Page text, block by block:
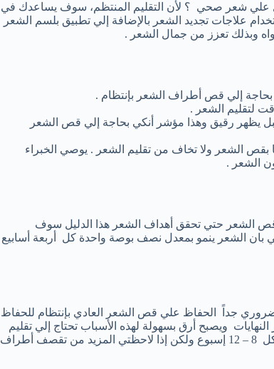
علي شعر صحي ؟ لأن التقليم المنتظم، سوف يساعدك في
علاجات تجديد الشعر بالإضافة إلي تطبيق بلسم الشعر
وبذلك تعزز من جمال الشعر .
بحاجة إلي قص أطراف الشعر بإنتظام .
لتقليم الشعر .
يظهر رقيق وهذا مؤشر أنكي بحاجة إلي قص الشعر
الشعر ولا تخاف من تقليم الشعر . يوصي الخبراء
الشعر .
قص الشعر حتي تحقق أهداف الشعر هذا الدليل سوف
الشعر ينمو بمعدل نصف بوصة واحدة كل أربعة أسابيع
جداً الحفاظ علي قص الشعر العادي بإنتظام للحفاظ
ويصبح أرق بسهولة لهذه الأسباب تحتاج إلي تقليم
الشعر الطويل بإنتظام . إذا كان لديك شعر طويل فأنت تحتاج إلي قصه كل 8 – 12 إسبوع ولكن إذا لاحظتي المزيد من تقصف أطراف